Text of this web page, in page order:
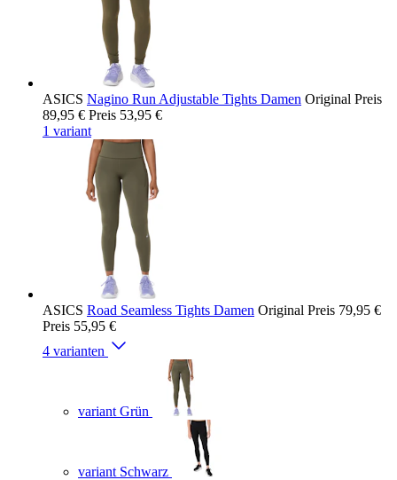
ASICS Nagino Run Adjustable Tights Damen Original Preis
89,95 € Preis 53,95 €
1 variant
ASICS Road Seamless Tights Damen Original Preis 79,95 €
Preis 55,95 €
4 varianten
variant Grün
variant Schwarz